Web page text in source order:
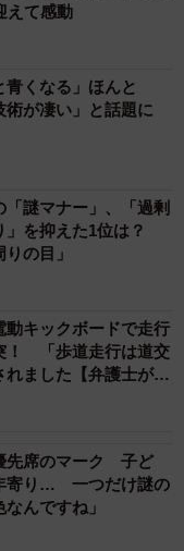
えて感動
青くなる」ほんと
が凄い」と話題に
謎マナー」、「過剰
」を抑えた1位は？
の目」
キックボードで走行
！ 「歩道走行は道交
ました【弁護士が解
先席のマーク 子ど
寄り… 一つだけ謎の
んですね」